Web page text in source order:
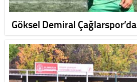
Göksel Demiral Çağlarspor’da